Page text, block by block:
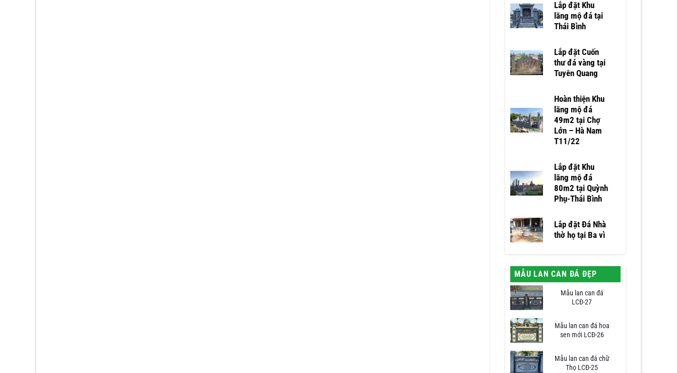
Lắp đặt Khu
lăng mộ đá tại
Thái Bình
Lắp đặt Cuốn
thư đá vàng tại
Tuyên Quang
Hoàn thiện Khu
lăng mộ đá
49m2 tại Chợ
Lớn – Hà Nam
T11/22
Lắp đặt Khu
lăng mộ đá
80m2 tại Quỳnh
Phụ-Thái Bình
Lắp đặt Đá Nhà
thờ họ tại Ba vì
MẪU LAN CAN ĐÁ ĐẸP
Mẫu lan can đá
LCĐ-27
Mẫu lan can đá hoa
sen mới LCĐ-26
Mẫu lan can đá chữ
Thọ LCĐ-25